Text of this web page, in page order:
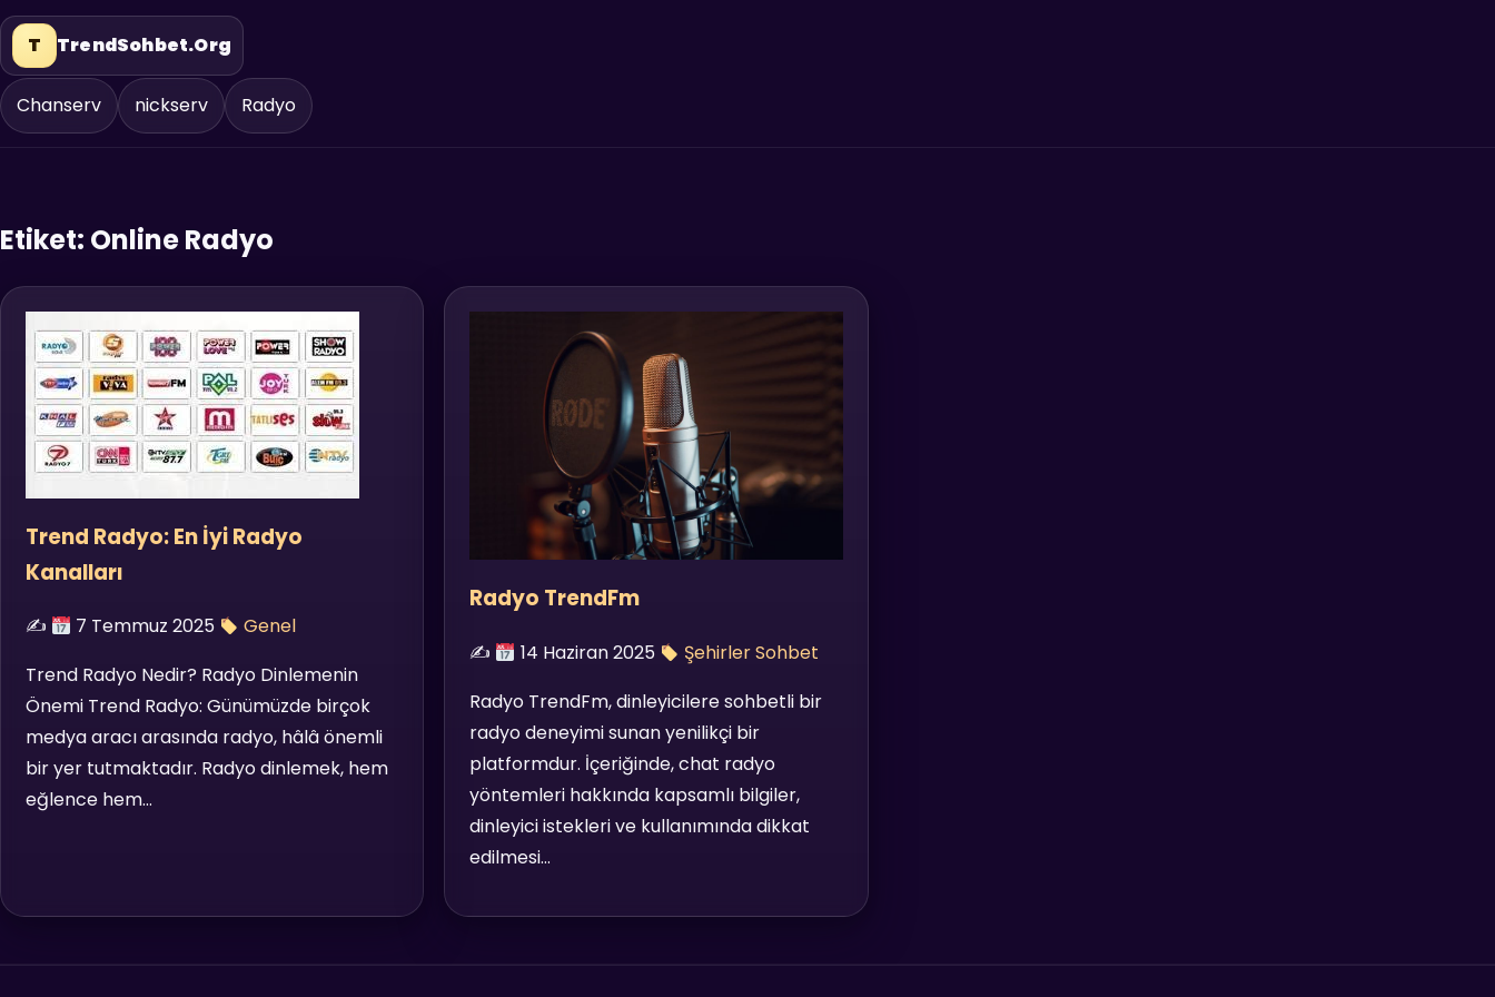
T TrendSohbet.Org
Chanserv nickserv Radyo
Etiket: Online Radyo
Trend Radyo: En İyi Radyo
Kanalları
✍️ 7 Temmuz 2025
Genel
Trend Radyo Nedir? Radyo Dinlemenin
Önemi Trend Radyo: Günümüzde birçok
medya aracı arasında radyo, hâlâ önemli
bir yer tutmaktadır. Radyo dinlemek, hem
eğlence hem…
Radyo TrendFm
✍️ 14 Haziran 2025
Şehirler Sohbet
Radyo TrendFm, dinleyicilere sohbetli bir
radyo deneyimi sunan yenilikçi bir
platformdur. İçeriğinde, chat radyo
yöntemleri hakkında kapsamlı bilgiler,
dinleyici istekleri ve kullanımında dikkat
edilmesi…